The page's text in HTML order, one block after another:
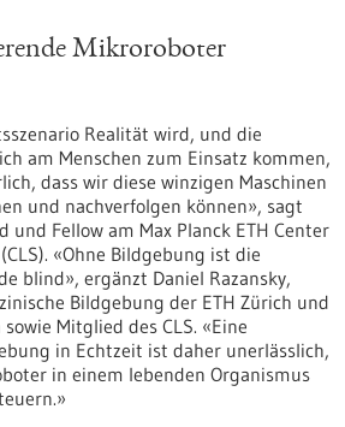
Mikroroboter
Realität wird, und die
am Menschen zum Einsatz kommen,
dass wir diese winzigen Maschinen
und nachverfolgen können», sagt
und Fellow am Max Planck ETH Center
«Ohne Bildgebung ist die
blind», ergänzt Daniel Razansky,
Bildgebung der ETH Zürich und
Mitglied des CLS. «Eine
in Echtzeit ist daher unerlässlich,
in einem lebenden Organismus